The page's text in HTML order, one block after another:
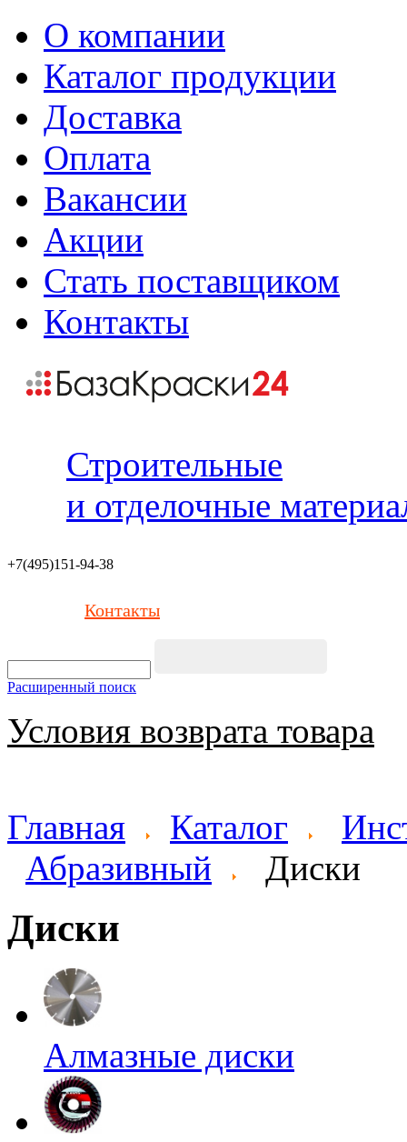
О компании
Каталог продукции
Доставка
Оплата
Вакансии
Акции
Стать поставщиком
Контакты
Строительные
и отделочные
+7(495)151-94-38
Контакты
Расширенный поиск
Условия возврата товара
Главная Каталог
Абразивный
Диски
Диски
Алмазные диски